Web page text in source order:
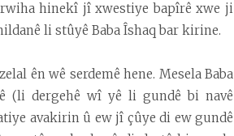
hinekî jî xwestiye bapîrê xwe ji
li stûyê Baba Îshaq bar kirine.
ên wê serdemê hene. Mesela Baba
(li dergehê wî yê li gundê bi navê
avakirin û ew jî çûye di ew gundê